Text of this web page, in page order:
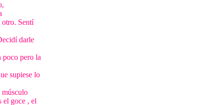
otro. Sentí
darle
poco pero la
supiese lo
músculo
el goce , el